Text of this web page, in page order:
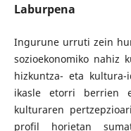
Laburpena
Ingurune urruti zein
sozioekonomiko nahiz
hizkuntza- eta kultura-
ikasle etorri berrien
kulturaren
profil horietan